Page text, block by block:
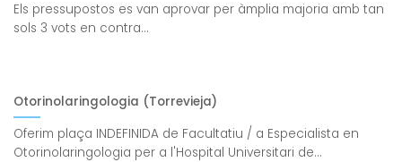
Els pressupostos es van aprovar per àmplia majoria amb tan
sols 3 vots en contra...
Otorinolaringologia (Torrevieja)
Oferim plaça INDEFINIDA de Facultatiu / a Especialista en
Otorinolaringologia per a l'Hospital Universitari de...